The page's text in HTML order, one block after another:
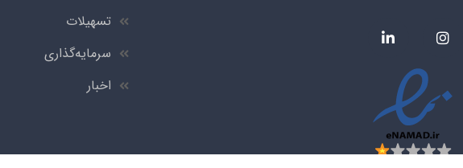
تسهیلات
سرمایه‌گذاری
اخبار